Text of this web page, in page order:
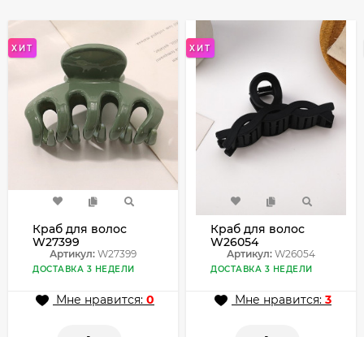
ХИТ
Краб для волос
W27399
Артикул: W27399
ДОСТАВКА 3 НЕДЕЛИ
Мне нравится: 0
ХИТ
Краб для волос
W26054
Артикул: W26054
ДОСТАВКА 3 НЕДЕЛИ
Мне нравится: 3